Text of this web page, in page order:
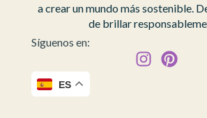
a crear un mundo más sostenible.
de brillar
Síguenos en:
ES